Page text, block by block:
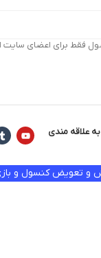
فقط برای اعضای سایت
علاقه مندی
و تعویض کنسول و بازی